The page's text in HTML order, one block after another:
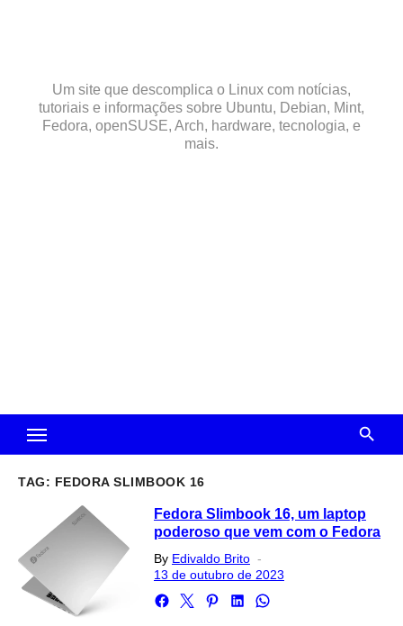
Um site que descomplica o Linux com notícias,
tutoriais e informações sobre Ubuntu, Debian, Mint,
Fedora, openSUSE, Arch, hardware, tecnologia, e
mais.
TAG: FEDORA SLIMBOOK 16
Fedora Slimbook 16, um laptop
poderoso que vem com o Fedora
By Edivaldo Brito
on
13 de outubro de 2023